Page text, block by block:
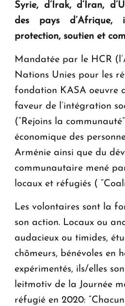
Syrie, d’Irak, d’Iran,
des pays d’Afrique,
protection, soutien et
Mandatée par le HCR
Nations Unies pour les
fondation KASA oeuvre
faveur de l’intégration
(“Rejoins la
économique des
Arménie ainsi que du
communautaire mené
locaux et réfugiés (
Les volontaires sont la
son action. Locaux ou
audacieux ou timides,
chômeurs, bénévoles en
expérimentés, ils/elles
leitmotiv de la Journée
réfugié en 2020: